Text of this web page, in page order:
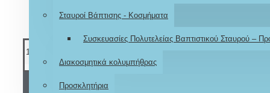
Σταυροί Βάπτισης - Κοσμήματα
Συσκευασίες Πολυτελείας Βαπτιστικού Σταυρού –
Διακοσμητικά κολυμπήθρας
Προσκλητήρια
ΚΑΛΆΘΙ